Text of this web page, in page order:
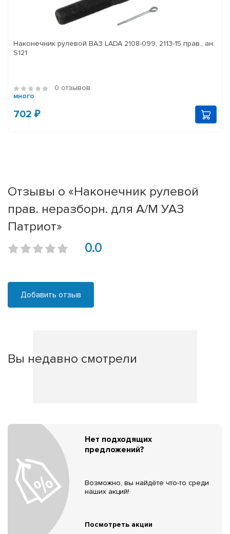
Наконечник рулевой ВАЗ LADA 2108-099, 2113-15 прав., ан.
S121
0 отзывов
много
702 ₽
Отзывы о «Наконечник рулевой
прав. неразборн. для А/М УАЗ
Патриот»
0.0
Добавить отзыв
Вы недавно смотрели
Нет подходящих
предложений?
Возможно, вы найдёте что-то среди
наших акций!
Посмотреть акции